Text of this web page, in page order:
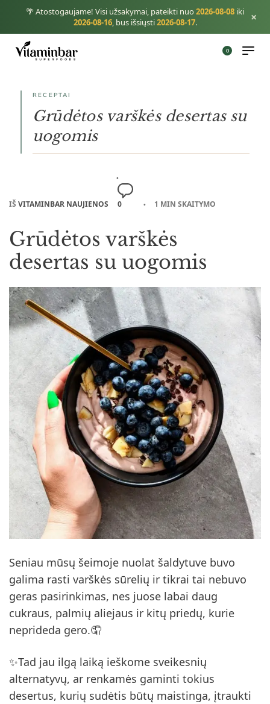
🌴 Atostogaujame! Visi užsakymai, pateikti nuo 2026-08-08 iki
2026-08-16, bus išsiųsti2026-08-17. ×
0
RECEPTAI
Grūdėtos varškės desertas su
uogomis
IŠ VITAMINBAR NAUJIENOS 0 1 MIN SKAITYMO
Grūdėtos varškės
desertas su uogomis
Seniau mūsų šeimoje nuolat šaldytuve buvo
galima rasti varškės sūrelių ir tikrai tai nebuvo
geras pasirinkimas, nes juose labai daug
cukraus, palmių aliejaus ir kitų priedų, kurie
neprideda gero.🤦
✨Tad jau ilgą laiką ieškome sveikesnių
alternatyvų, ar renkamės gaminti tokius
desertus, kurių sudėtis būtų maistinga, įtraukti